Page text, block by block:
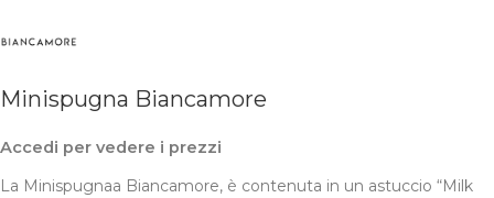
Minispugna Biancamore
Accedi per vedere i prezzi
La Minispugnaa Biancamore, è contenuta in un astuccio “Milk